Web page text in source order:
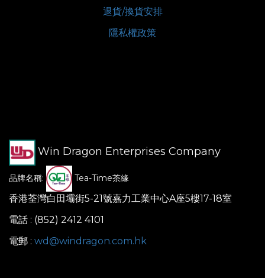
退貨/換貨安排
隱私權政策
Win Dragon Enterprises Company
品牌名稱: Tea-Time茶緣
香港荃灣白田壩街5-21號嘉力工業中心A座5樓17-18室
電話 : (852) 2412 4101
電郵 : wd@windragon.com.hk